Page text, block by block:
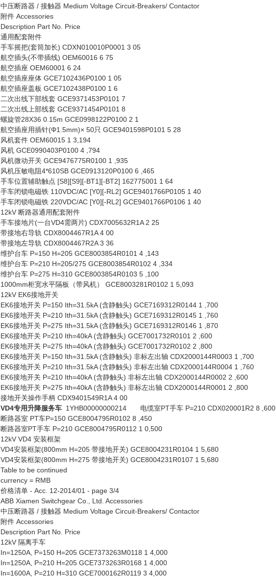
中压断路器 / 接触器 Medium Voltage Circuit-Breakers/ Contactor
附件 Accessories
Description Part No. Price
通用配套附件
手车摇把(套筒加长) CDXN010010P0001 3 05
航空插头(不带插线) OEM60016 6 75
航空插座 OEM60001 6 24
航空插座座体 GCE7102436P0100 1 05
航空插座盖板 GCE7102438P0100 1 6
二次出线下部线套 GCE9371453P0101 7
二次出线上部线套 GCE9371454P0101 8
螺旋管28X36 0.15m GCE0998122P0100 2 1
航空插座用插针(Φ1.5mm)× 50只 GCE9401598P0101 5 28
风机套件 OEM60015 1 3,194
风机 GCE0990403P0100 4 ,794
风机微动开关 GCE9476775R0100 1 ,935
风机压敏电阻4*610SB GCE0913120P0100 6 ,465
手车位置辅助触点 [S8][S9][-BT1][-BT2] 162775001 1 64
手车闭锁电磁铁 110VDC/AC [Y0][-RL2] GCE9401766P0105 1 40
手车闭锁电磁铁 220VDC/AC [Y0][-RL2] GCE9401766P0106 1 40
12kV 断路器通用配套附件
手车接地片(一台VD4需两片) CDX7005632R1A 2 25
带接地右导轨 CDX8004467R1A 4 00
带接地左导轨 CDX8004467R2A 3 36
维护台车 P=150 H=205 GCE8003854R0101 4 ,143
维护台车 P=210 H=205/275 GCE8003854R0102 4 ,334
维护台车 P=275 H=310 GCE8003854R0103 5 ,100
1000mm柜宽水平隔板（带风机） GCE8003281R0102 1 5,093
12kV EK6接地开关
EK6接地开关 P=150 Ith=31.5kA (含静触头) GCE7169312R0144 1 ,700
EK6接地开关 P=210 Ith=31.5kA (含静触头) GCE7169312R0145 1 ,760
EK6接地开关 P=275 Ith=31.5kA (含静触头) GCE7169312R0146 1 ,870
EK6接地开关 P=210 Ith=40kA (含静触头) GCE7001732R0101 2 ,600
EK6接地开关 P=275 Ith=40kA (含静触头) GCE7001732R0102 2 ,800
EK6接地开关 P=150 Ith=31.5kA (含静触头) 非标左出轴 CDX2000144R0003 1 ,700
EK6接地开关 P=210 Ith=31.5kA (含静触头) 非标左出轴 CDX2000144R0004 1 ,760
EK6接地开关 P=210 Ith=40kA (含静触头) 非标左出轴 CDX2000144R0002 2 ,600
EK6接地开关 P=275 Ith=40kA (含静触头) 非标左出轴 CDX2000144R0001 2 ,800
接地开关操作手柄 CDX9401549R1A 4 00
VD4专用升降服务车 1YHB00000000214 电缆室PT手车 P=210 CDX020001R2 8 ,600
断路器室 PT车P=150 GCE8004795R0102 8 ,450
断路器室PT手车 P=210 GCE8004795R0112 1 0,500
12kV VD4 安装框架
VD4安装框架(800mm H=205 带接地开关) GCE8004231R0104 1 5,680
VD4安装框架(800mm H=275 带接地开关) GCE8004231R0107 1 5,680
Table to be continued
currency = RMB
价格清单 - Acc. 12-2014/01 - page 3/4
ABB Xiamen Switchgear Co., Ltd. Accessories
中压断路器 / 接触器 Medium Voltage Circuit-Breakers/ Contactor
附件 Accessories
Description Part No. Price
12kV 隔离手车
In=1250A, P=150 H=205 GCE7373263M0118 1 4,000
In=1250A, P=210 H=205 GCE7373263R0168 1 4,000
In=1600A, P=210 H=310 GCE7000162R0119 3 4,000